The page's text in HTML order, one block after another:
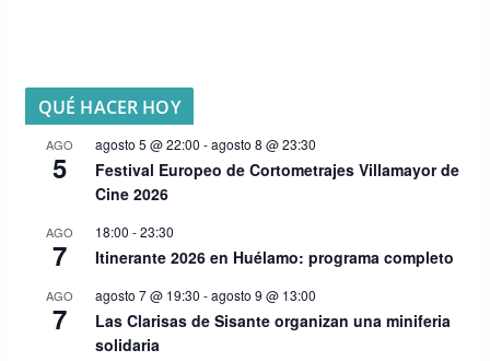
QUÉ HACER HOY
AGO
5
agosto 5 @ 22:00 -agosto 8 @ 23:30
Festival Europeo de Cortometrajes Villamayor de
Cine 2026
AGO
7
18:00 -23:30
Itinerante 2026 en Huélamo: programa completo
AGO
7
agosto 7 @ 19:30 -agosto 9 @ 13:00
Las Clarisas de Sisante organizan una miniferia
solidaria